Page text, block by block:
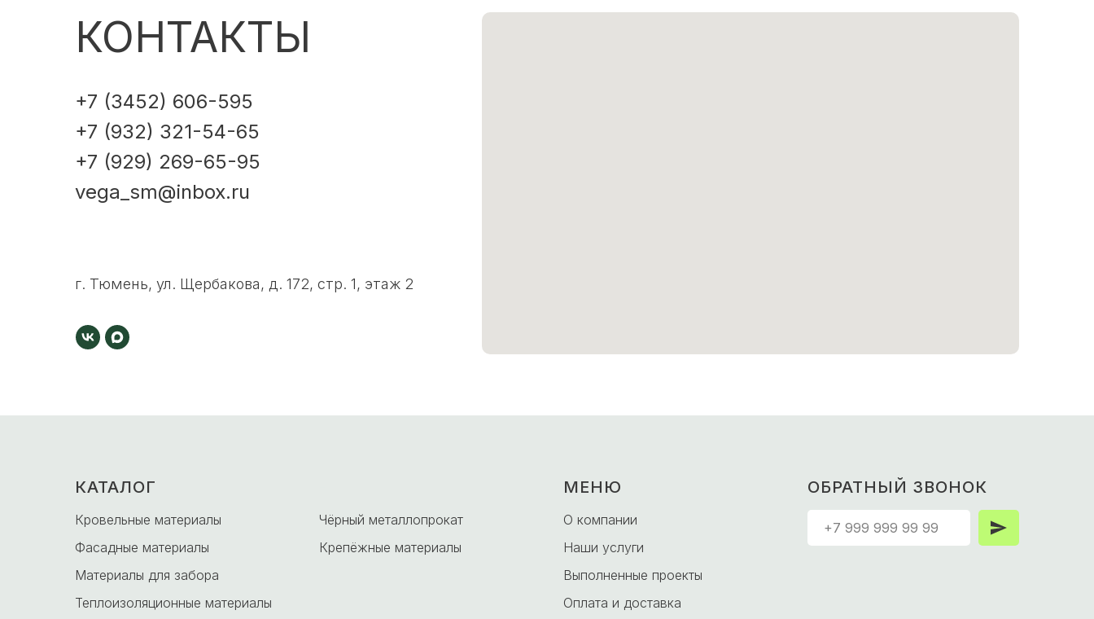
КОНТАКТЫ
+7 (3452) 606-595
+7 (932) 321-54-65
+7 (929) 269-65-95
vega_sm@inbox.ru
г. Тюмень, ул. Щербакова, д. 172, стр. 1, этаж 2
КАТАЛОГ
Кровельные материалы
Фасадные материалы
Материалы для забора
Теплоизоляционные материалы
Чёрный металлопрокат
Крепёжные материалы
МЕНЮ
О компании
Наши услуги
Выполненные проекты
Оплата и доставка
ОБРАТНЫЙ ЗВОНОК